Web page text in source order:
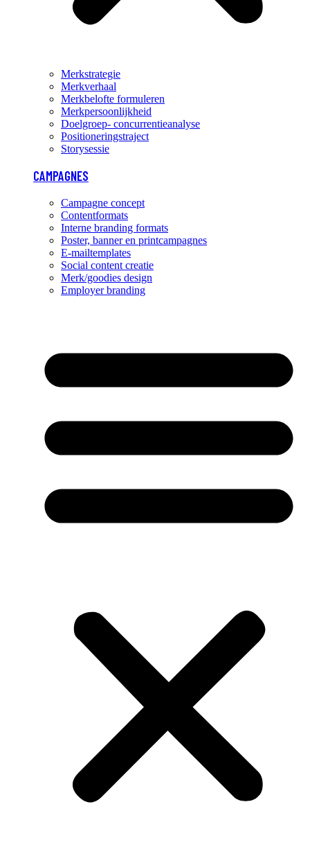
Merkstrategie
Merkverhaal
Merkbelofte formuleren
Merkpersoonlijkheid
Doelgroep- concurrentieanalyse
Positioneringstraject
Storysessie
CAMPAGNES
Campagne concept
Contentformats
Interne branding formats
Poster, banner en printcampagnes
E-mailtemplates
Social content creatie
Merk/goodies design
Employer branding